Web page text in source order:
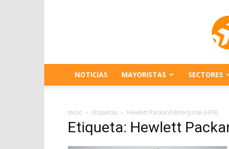
NOTICIAS MAYORISTAS SECTORES
Inicio Etiquetas Hewlett Packard Enterprise (HPE)
Etiqueta: Hewlett